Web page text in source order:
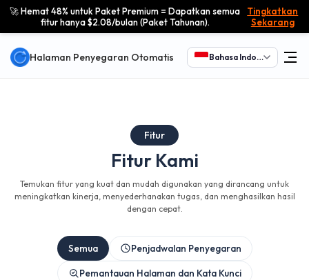
🚀 Hemat 48% untuk Paket Premium = Dapatkan semua
fitur hanya $2.08/bulan (Paket Tahunan).
Tingkatkan
Sekarang
Halaman Penyegaran Otomatis Bahasa Indonesia
Fitur
Fitur Kami
Temukan fitur yang kuat dan mudah digunakan yang dirancang untuk
meningkatkan kinerja, menyederhanakan tugas, dan menghasilkan hasil
dengan cepat.
Semua
Penjadwalan Penyegaran
Pemantauan Halaman dan Kata Kunci